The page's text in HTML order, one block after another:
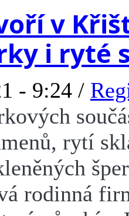
v
i ryté
- 9:24 /
rytí
rodinná